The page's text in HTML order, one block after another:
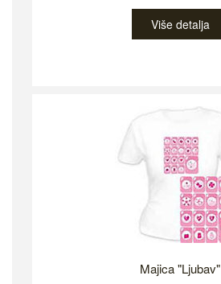
Više detalja
Majica "Ljubav"